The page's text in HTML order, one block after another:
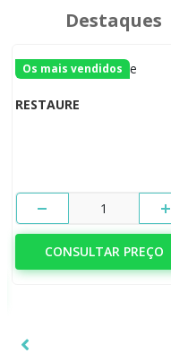
Destaques
Os mais vendidos
RESTAURE
1
CONSULTAR PREÇO